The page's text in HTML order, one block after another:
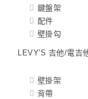
鍵盤架
配件
壁掛勾
LEVY'S 吉他/電吉
壁掛架
背帶